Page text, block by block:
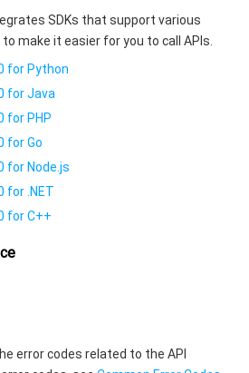
SDKs that support various
make it easier for you to call APIs.
for Python
for Java
for PHP
for Go
for Node.js
for .NET
for C++
error codes related to the API